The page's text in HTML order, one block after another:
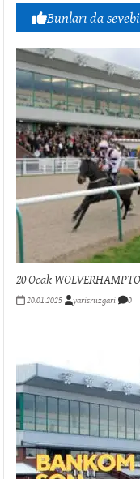
Bunları da
20 Ocak
20.01.2025 yarisruzgari 0